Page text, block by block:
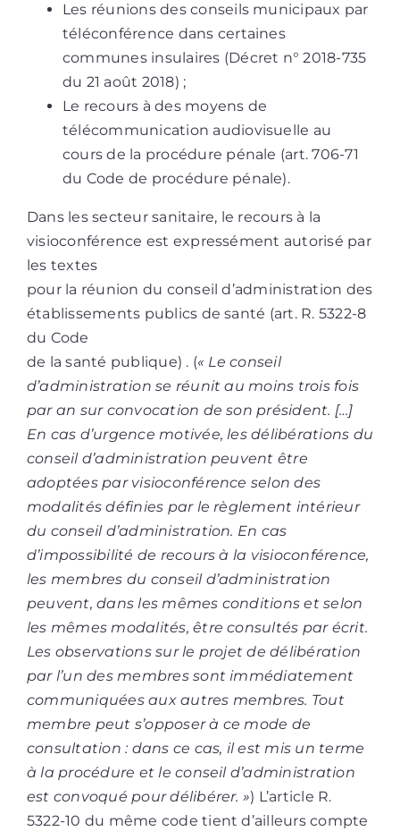
Les réunions des conseils municipaux par
téléconférence dans certaines
communes insulaires (Décret n° 2018-735
du 21 août 2018) ;
Le recours à des moyens de
télécommunication audiovisuelle au
cours de la procédure pénale (art. 706-71
du Code de procédure pénale).
Dans les secteur sanitaire, le recours à la
visioconférence est expressément autorisé par
les textes
pour la réunion du conseil d’administration des
établissements publics de santé (art. R. 5322-8
du Code
de la santé publique) . (« Le conseil
d’administration se réunit au moins trois fois
par an sur convocation de son président. […]
En cas d’urgence motivée, les délibérations du
conseil d’administration peuvent être
adoptées par visioconférence selon des
modalités définies par le règlement intérieur
du conseil d’administration. En cas
d’impossibilité de recours à la visioconférence,
les membres du conseil d’administration
peuvent, dans les mêmes conditions et selon
les mêmesmodalités, être consultés par écrit.
Les observations sur le projet de délibération
par l’un des membres sont immédiatement
communiquées aux autres membres. Tout
membre peut s’opposer à ce mode de
consultation : dans ce cas, il est mis un terme
à la procédure et le conseil d’administration
est convoqué pour délibérer. ») L’article R.
5322-10 du même code tient d’ailleurs compte